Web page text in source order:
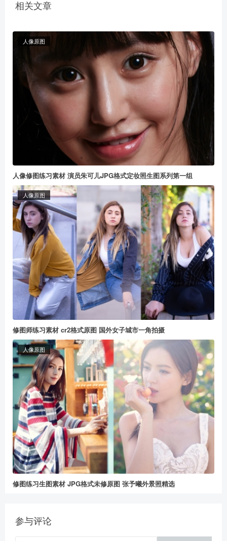
相关文章
人像原图
人像修图练习素材 演员朱可儿JPG格式定妆照生图系列第一组
人像原图
修图师练习素材 cr2格式原图 国外女子城市一角拍摄
人像原图
修图练习生图素材 JPG格式未修原图 张予曦外景照精选
参与评论